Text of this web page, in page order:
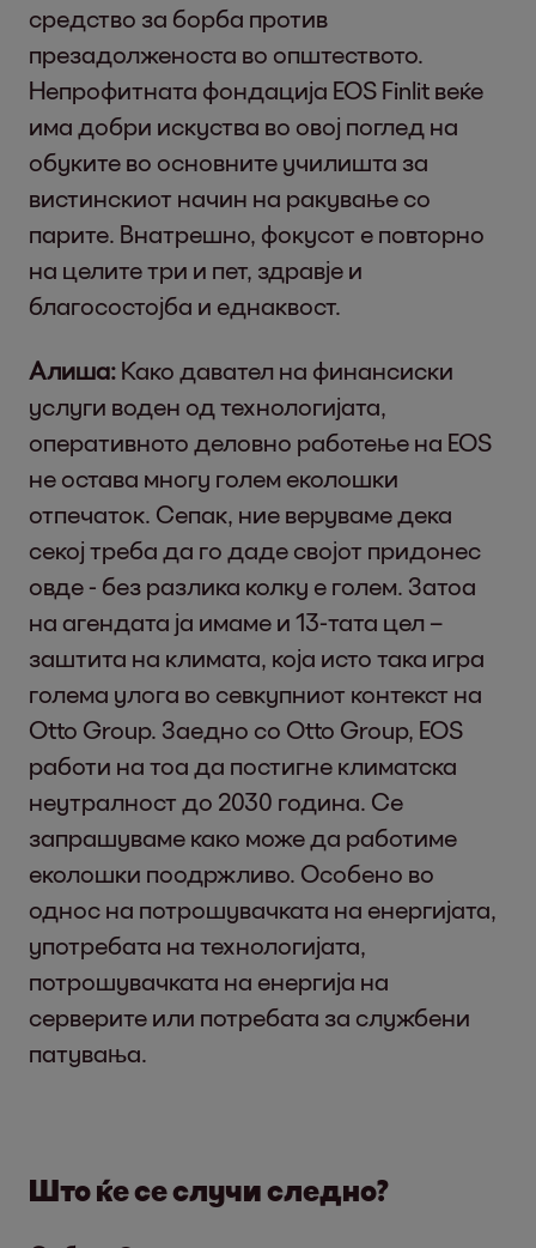
средство за борба против
презадолженоста во општеството.
Непрофитната фондација EOS Finlit веќе
има добри искуства во овој поглед на
обуките во основните училишта за
вистинскиот начин на ракување со
парите. Внатрешно, фокусот е повторно
на целите три и пет, здравје и
благосостојба и еднаквост.
Алиша: Како давател на финансиски
услуги воден од технологијата,
оперативното деловно работење на EOS
не остава многу голем еколошки
отпечаток. Сепак, ние веруваме дека
секој треба да го даде својот придонес
овде - без разлика колку е голем. Затоа
на агендата ја имаме и 13-тата цел –
заштита на климата, која исто така игра
голема улога во севкупниот контекст на
Otto Group. Заедно со Otto Group, EOS
работи на тоа да постигне климатска
неутралност до 2030 година. Се
запрашуваме како може да работиме
еколошки поодржливо. Особено во
однос на потрошувачката на енергијата,
употребата на технологијата,
потрошувачката на енергија на
серверите или потребата за службени
патувања.
Што ќе се случи следно?